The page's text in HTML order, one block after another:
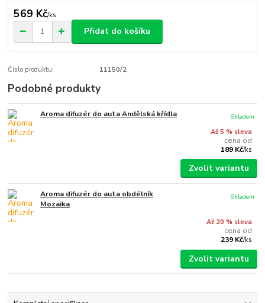
569 Kč/ks
Přidat do košíku
Číslo produktu: 11150/2
Podobné produkty
Aroma difuzér do auta Andělská křídla
Až 5 % sleva
cena od
189 Kč/ks
Skladem
Zvolit variantu
Aroma difuzér do auta obdélník
Mozaika
Až 20 % sleva
cena od
239 Kč/ks
Skladem
Zvolit variantu